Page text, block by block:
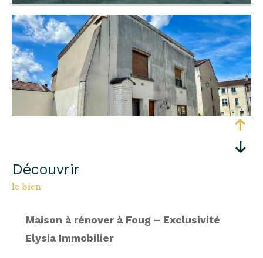
découvrir
le bien
Maison à rénover à Foug – Exclusivité
Elysia Immobilier